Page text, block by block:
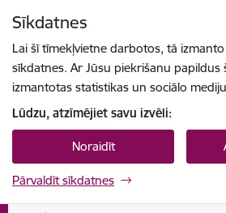
Sīkdatnes
Lai šī tīmekļvietne darbotos, tā
sīkdatnes. Ar Jūsu piekrišanu papildus
izmantotas statistikas un sociālo
Lūdzu, atzīmējiet savu izvēli:
Noraidīt
Pārvaldīt sīkdatnes